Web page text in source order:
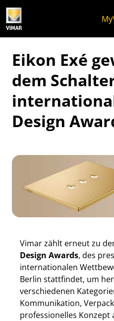
Eikon Exé
dem
Design
Vimar zählt erneut zu
Design Awards, des
internationalen
Berlin stattfindet, um
verschiedenen
Kommunikation,
professionelles Konzept